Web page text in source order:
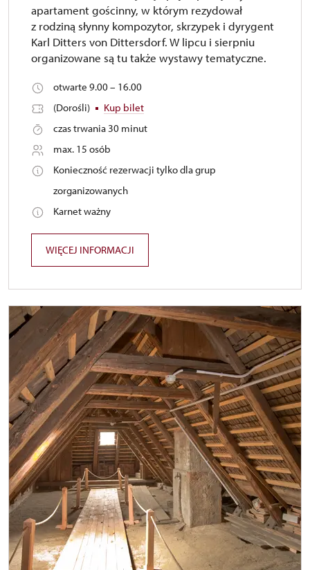
apartament gościnny, w którym rezydował
z rodziną słynny kompozytor, skrzypek i dyrygent
Karl Ditters von Dittersdorf. W lipcu i sierpniu
organizowane są tu także wystawy tematyczne.
otwarte 9.00 – 16.00
(Dorośli)
Kup bilet
czas trwania 30 minut
max. 15 osób
Konieczność rezerwacji tylko dla grup
zorganizowanych
Karnet ważny
WIĘCEJ INFORMACJI